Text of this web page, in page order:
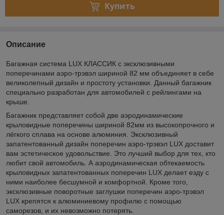
Купить
Описание
Багажная система LUX КЛАССИК с эксклюзивными
поперечинами аэро-трэвэл шириной 82 мм объединяет в себе
великолепный дизайн и простоту установки. Данный багажник
специально разработан для автомобилей с рейлингами на
крыше.
Багажник представляет собой две аэродинамические
крыловидные поперечины шириной 82мм из высокопрочного и
лёгкого сплава на основе алюминия. Эксклюзивный
запатентованный дизайн поперечин аэро-трэвэл LUX доставит
вам эстетическое удовольствие. Это лучший выбор для тех, кто
любит свой автомобиль. А аэродинамическая обтекаемость
крыловидных запатентованных поперечин LUX делает езду с
ними наиболее бесшумной и комфортной. Кроме того,
эксклюзивные поворотные заглушки поперечин аэро-трэвэл
LUX крепятся к алюминиевому профилю с помощью
саморезов, и их невозможно потерять.